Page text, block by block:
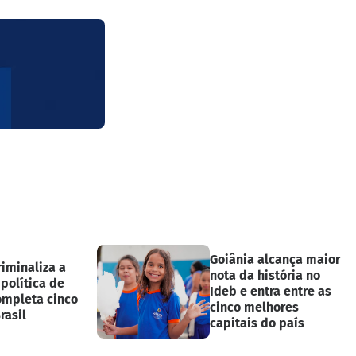
a
de
cinco
Goiânia alcança maior
nota da história no
Ideb e entra entre as
cinco melhores
capitais do país